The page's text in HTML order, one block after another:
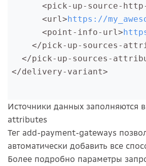
<pick-up-source-
      <url>
https://
      <point-info-url>
</pick-up-sources-
</pick-up-sources-
</delivery-variant>
Источники данных заполняются
attributes
Тег add-payment-gateways
автоматически добавить все
Более подробно параметры